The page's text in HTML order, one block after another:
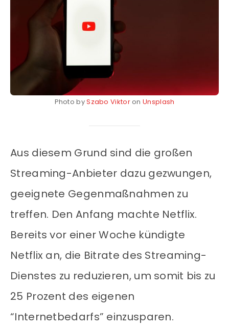
Photo bySzabo ViktoronUnsplash
Aus diesem Grund sind die großen
Streaming-Anbieter dazu gezwungen,
geeignete Gegenmaßnahmen zu
treffen. Den Anfang machte Netflix.
Bereits vor einer Woche kündigte
Netflix an, die Bitrate des Streaming-
Dienstes zu reduzieren, um somit bis zu
25 Prozent des eigenen
“Internetbedarfs” einzusparen.